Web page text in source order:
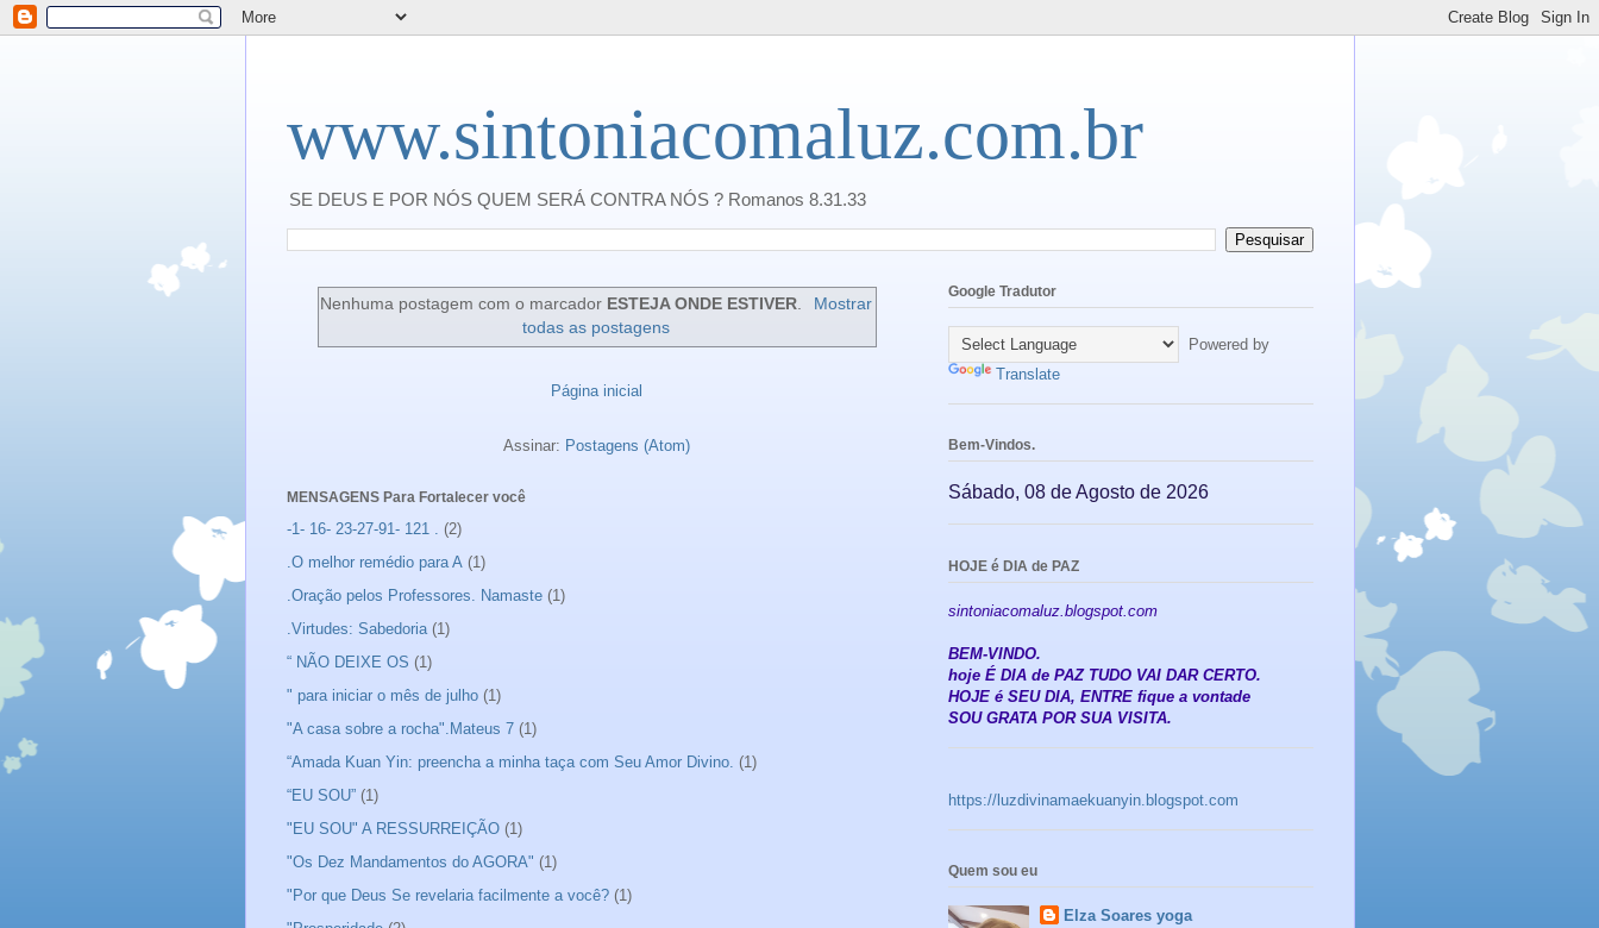
www.sintoniacomaluz.com.br
SE DEUS E POR NÓS QUEM SERÁ CONTRA NÓS ? Romanos 8.31.33
Nenhuma postagem com o marcador ESTEJA ONDE ESTIVER.
Mostrar
todas as postagens
Página inicial
Assinar: Postagens (Atom)
MENSAGENS Para Fortalecer você
-1- 16- 23-27-91- 121 . (2)
.O melhor remédio para A (1)
.Oração pelos Professores. Namaste (1)
.Virtudes: Sabedoria (1)
“ NÃO DEIXE OS (1)
" para iniciar o mês de julho (1)
"A casa sobre a rocha".Mateus 7 (1)
“Amada Kuan Yin: preencha a minha taça com Seu Amor Divino. (1)
“EU SOU” (1)
"EU SOU" A RESSURREIÇÃO (1)
"Os Dez Mandamentos do AGORA" (1)
"Por que Deus Se revelaria facilmente a você? (1)
Google Tradutor
Powered by
Translate
Bem-Vindos.
Sábado, 08 de Agosto de 2026
HOJE é DIA de PAZ
sintoniacomaluz.blogspot.com
BEM-VINDO.
hoje É DIA de PAZ TUDO VAI DAR CERTO.
HOJE é SEU DIA, ENTRE fique a vontade
SOU GRATA POR SUA VISITA.
https://luzdivinamaekuanyin.blogspot.com
Quem sou eu
Elza Soares yoga